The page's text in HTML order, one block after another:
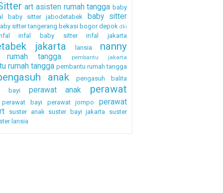
art asisten rumah tangga baby
baby sitter jabodetabek baby sitter
sitter tangerang bekasi bogor depok dki
infal baby sitter infal jakarta
jakarta lansia nanny
rumah tangga pembantu jakarta
rumah tangga pembantu rumah tangga
anak
pengasuh balita
bayi
perawat anak perawat
perawat bayi perawat jompo
perawat
suster anak suster bayi jakarta
suster
lansia